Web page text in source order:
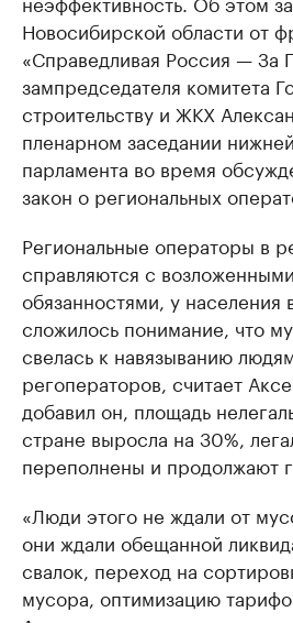
Новосибирской области от
«Справедливая Россия — За
зампредседателя комитета
строительству и ЖКХ
пленарном заседании
парламента во время
закон о региональных
Региональные операторы в
справляются с
обязанностями, у населения
сложилось понимание, что
свелась к навязыванию
регоператоров, считает
добавил он, площадь
стране выросла на 30%,
переполнены и продолжают
«Люди этого не ждали от
они ждали обещанной
свалок, переход на
мусора, оптимизацию